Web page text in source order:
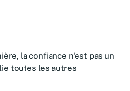
la confiance n’est pas un
toutes les autres